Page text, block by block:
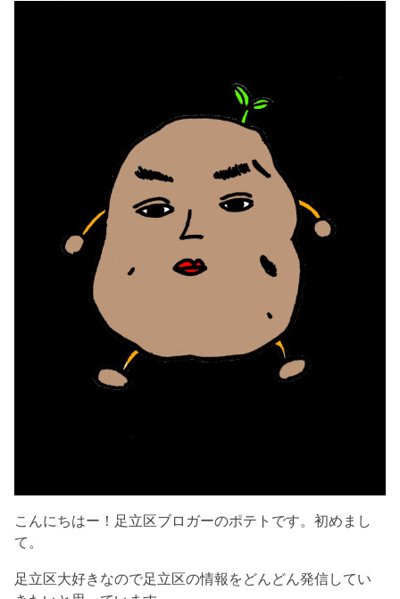
こんにちはー！足立区ブロガーのポテトです。初めまし
て。
足立区大好きなので足立区の情報をどんどん発信してい